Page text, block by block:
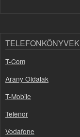
TELEFONKÖNYVEK
T-Com
Arany Oldalak
T-Mobile
Telenor
Vodafone